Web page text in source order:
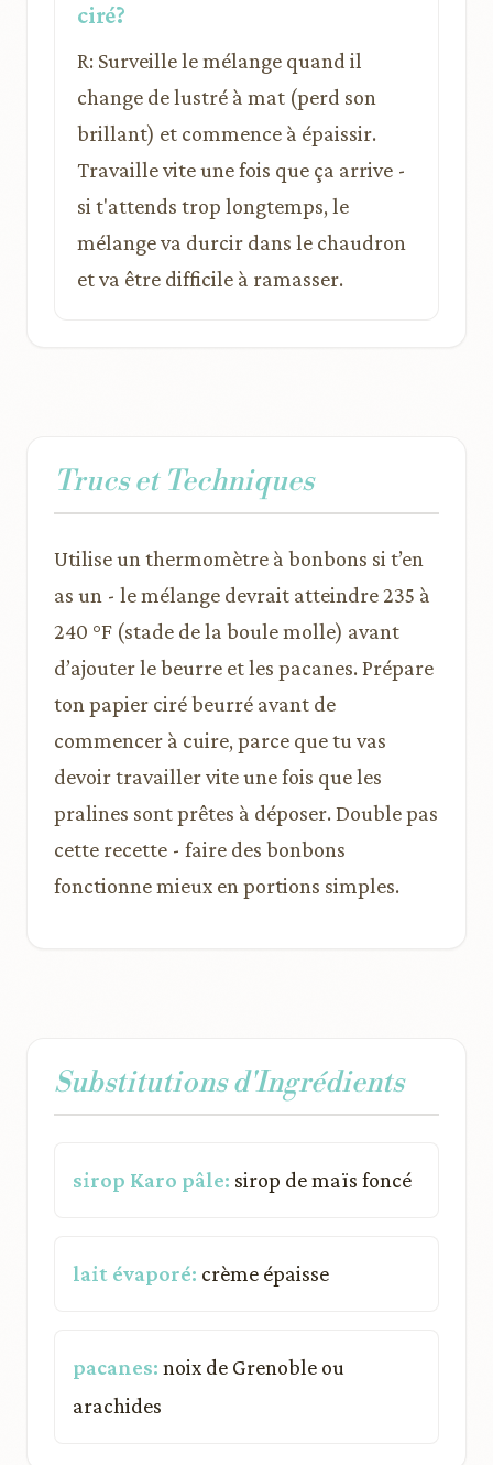
ciré?
R: Surveille le mélange quand il
change de lustré à mat (perd son
brillant) et commence à épaissir.
Travaille vite une fois que ça arrive -
si t'attends trop longtemps, le
mélange va durcir dans le chaudron
et va être difficile à ramasser.
Trucs et Techniques
Utilise un thermomètre à bonbons si t’en
as un - le mélange devrait atteindre 235 à
240 °F (stade de la boule molle) avant
d’ajouter le beurre et les pacanes. Prépare
ton papier ciré beurré avant de
commencer à cuire, parce que tu vas
devoir travailler vite une fois que les
pralines sont prêtes à déposer. Double pas
cette recette - faire des bonbons
fonctionne mieux en portions simples.
Substitutions d'Ingrédients
sirop Karo pâle: sirop de maïs foncé
lait évaporé: crème épaisse
pacanes: noix de Grenoble ou
arachides